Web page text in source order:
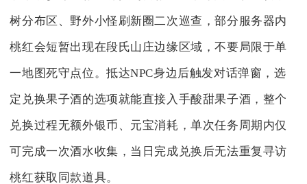
树分布区、野外小怪刷新圈二次巡查，部分服务器内
桃红会短暂出现在段氏山庄边缘区域，不要局限于单
一地图死守点位。抵达NPC身边后触发对话弹窗，选
定兑换果子酒的选项就能直接入手酸甜果子酒，整个
兑换过程无额外银币、元宝消耗，单次任务周期内仅
可完成一次酒水收集，当日完成兑换后无法重复寻访
桃红获取同款道具。